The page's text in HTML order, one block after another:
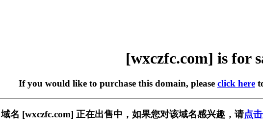
[wxczfc.com] is for
If you would like to purchase this domain, please click here
域名 [wxczfc.com] 正在出售中，如果您对该域名感兴趣，请点